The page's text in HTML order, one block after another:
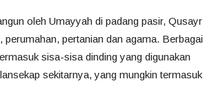
oleh Umayyah di padang pasir, Qusayr
pertanian dan agama. Berbagai
sisa-sisa dinding yang digunakan
sekitarnya, yang mungkin termasuk